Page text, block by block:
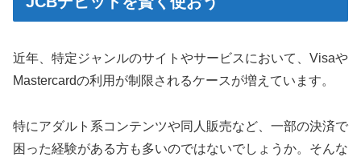
近年、特定ジャンルのサイトやサービスにおいて、Visaや
Mastercardの利用が制限されるケースが増えています。
特にアダルト系コンテンツや同人販売など、一部の決済で
困った経験がある方も多いのではないでしょうか。そんな